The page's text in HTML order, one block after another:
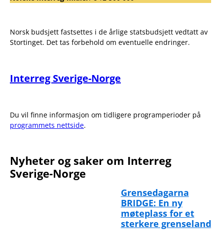
Norsk budsjett fastsettes i de årlige statsbudsjett vedtatt av
Stortinget. Det tas forbehold om eventuelle endringer.
Interreg Sverige-Norge
Du vil finne informasjon om tidligere programperioder på
programmets nettside.
Nyheter og saker om Interreg
Sverige-Norge
Grensedagarna
BRIDGE: En ny
møteplass for et
sterkere grenseland